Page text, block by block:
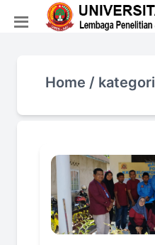
Home / kategori